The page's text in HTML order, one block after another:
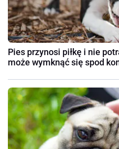
Pies przynosi piłkę i nie
może wymknąć się spod